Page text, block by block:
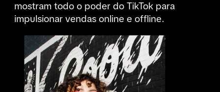
mostram todo o poder do TikTok para
impulsionar vendas online e offline.